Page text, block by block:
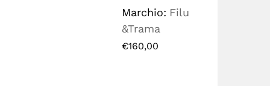
Marchio: Filu
&Trama
€160,00